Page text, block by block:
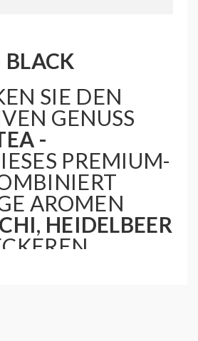
BLACK
SIE DEN
GENUSS
-
PREMIUM-
AROMEN
, HEIDELBEERE